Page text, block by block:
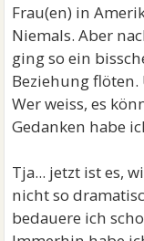
Frau(en) in
Niemals. Aber
ging so ein
Beziehung
Wer weiss, es
Gedanken habe
Tja... jetzt ist es,
nicht so
bedauere ich